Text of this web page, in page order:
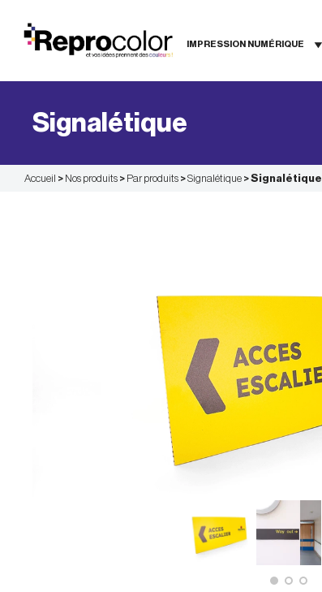
contenu
IMPRESSION NUMÉRIQUE
Signalétique
Accueil > Nos produits > Par produits >Signalétique >Signalétique